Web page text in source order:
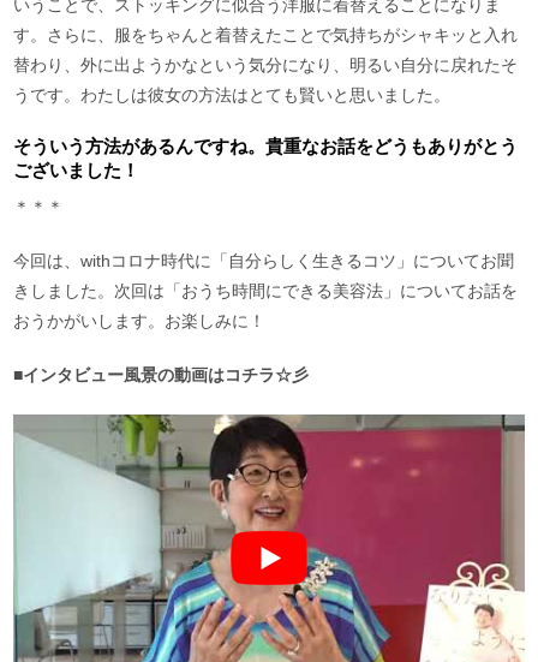
いうことで、ストッキングに似合う洋服に着替えることになりま
す。さらに、服をちゃんと着替えたことで気持ちがシャキッと入れ
替わり、外に出ようかなという気分になり、明るい自分に戻れたそ
うです。わたしは彼女の方法はとても賢いと思いました。
そういう方法があるんですね。貴重なお話をどうもありがとう
ございました！
＊＊＊
今回は、withコロナ時代に「自分らしく生きるコツ」についてお聞
きしました。次回は「おうち時間にできる美容法」についてお話を
おうかがいします。お楽しみに！
■インタビュー風景の動画はコチラ☆彡